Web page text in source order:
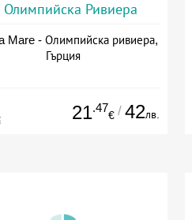
Олимпийска Ривиера
Mare - Олимпийска ривиера,
Гърция
21.47
€ / 42лв.